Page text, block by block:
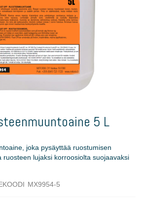
5 L
joka pysäyttää ruostumisen
ruosteen lujaksi korroosiolta suojaavaksi
MX9954-5